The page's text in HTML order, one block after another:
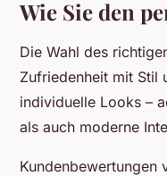
Wie Sie den
Die Wahl des
Zufriedenheit mit Stil
individuelle Looks –
als auch moderne
Kundenbewertungen